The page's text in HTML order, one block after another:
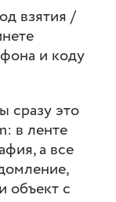
взятия /
и коду
сразу это
в ленте
а все
объект с